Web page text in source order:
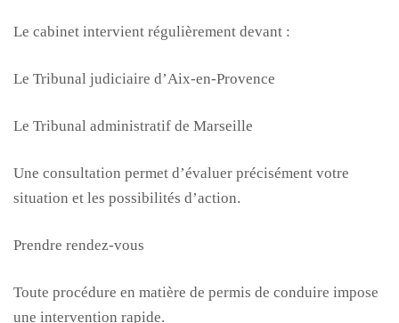
Le cabinet intervient régulièrement devant :
Le Tribunal judiciaire d’Aix-en-Provence
Le Tribunal administratif de Marseille
Une consultation permet d’évaluer précisément votre
situation et les possibilités d’action.
Prendre rendez-vous
Toute procédure en matière de permis de conduire impose
une intervention rapide.